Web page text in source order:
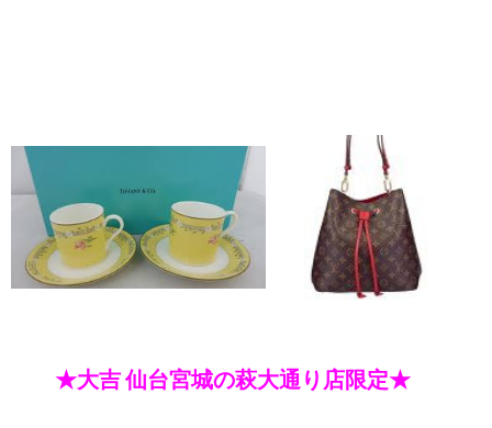
★大吉 仙台宮城の萩大通り店限定★